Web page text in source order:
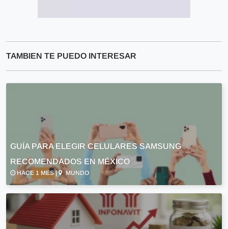
TAMBIEN TE PUEDO INTERESAR
GUÍA PARA ELEGIR CELULARES SAMSUNG
RECOMENDADOS EN MÉXICO
HACE 1 MES | MUNDO